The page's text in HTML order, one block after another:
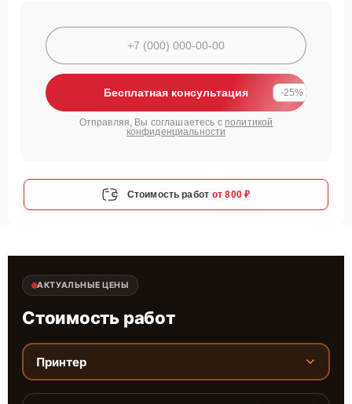
Бесплатная консультация -25%
Отправляя, Вы соглашаетесь с политикой
конфиденциальности
Стоимость работ от 800 ₽
АКТУАЛЬНЫЕ ЦЕНЫ
Стоимость работ
Принтер